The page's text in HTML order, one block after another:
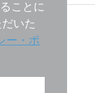
ことに
いた
ー・ポ
Germany